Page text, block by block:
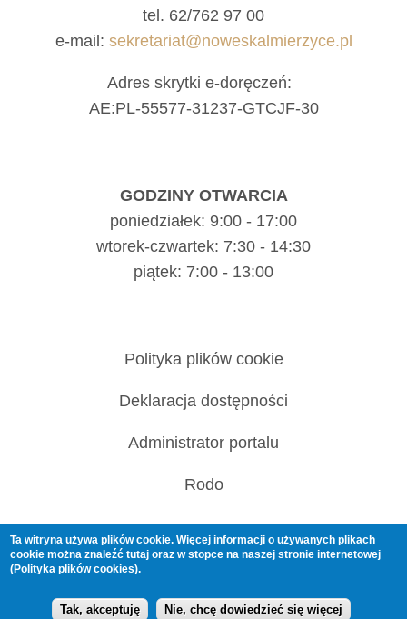
tel. 62/762 97 00
e-mail: sekretariat@noweskalmierzyce.pl
Adres skrytki e-doręczeń:
AE:PL-55577-31237-GTCJF-30
GODZINY OTWARCIA
poniedziałek: 9:00 - 17:00
wtorek-czwartek: 7:30 - 14:30
piątek: 7:00 - 13:00
Polityka plików cookie
Deklaracja dostępności
Administrator portalu
Rodo
© 2019 Nowe
Projekt i wykonanie:
Ta witryna używa plików cookie. Więcej informacji o używanych plikach
cookie można znaleźćtutaj oraz w stopce na naszej stronie internetowej
(Polityka plików cookies).
Tak, akceptuję Nie, chcę dowiedzieć się więcej